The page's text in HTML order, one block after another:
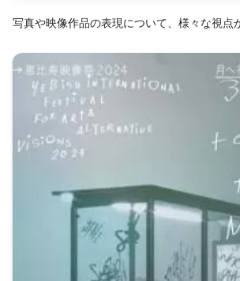
写真や映像作品の表現について、様々な視点